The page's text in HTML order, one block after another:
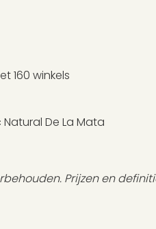
160 winkels
De La Mata
Prijzen en